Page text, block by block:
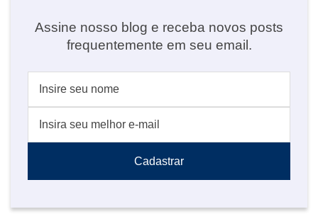
Assine nosso blog e receba novos posts
frequentemente em seu email.